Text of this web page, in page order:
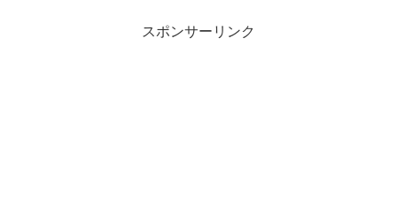
スポンサーリンク